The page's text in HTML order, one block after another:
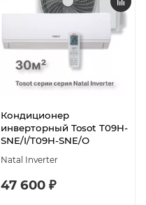
Кондиционер
инверторный Tosot T09H-
SNE/I/T09H-SNE/O
Natal Inverter
47 600 ₽